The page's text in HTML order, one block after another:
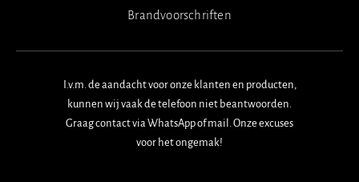
Brandvoorschriften
I.v.m. de aandacht voor onze klanten en producten,
kunnen wij vaak de telefoon niet beantwoorden.
Graag contact via WhatsApp of mail. Onze excuses
voor het ongemak!